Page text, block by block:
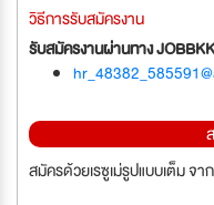
วิธีการรับสมัครงาน
รับสมัครงานผ่านทาง
สมัครด้วยเรซูเม่รูปแบบเต็ม จ